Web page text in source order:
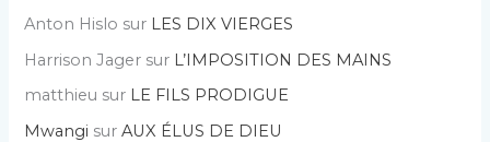
Anton Hislo sur LES DIX VIERGES
Harrison Jager sur L’IMPOSITION DES MAINS
matthieu sur LE FILS PRODIGUE
Mwangi surAUX ÉLUS DE DIEU